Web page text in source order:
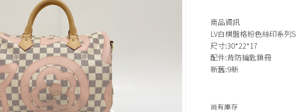
商品資訊
LV白棋盤格粉色絲印系
尺寸:30*22*17
配件:背防鑰匙鎖冊
新舊:9新
尚有庫存